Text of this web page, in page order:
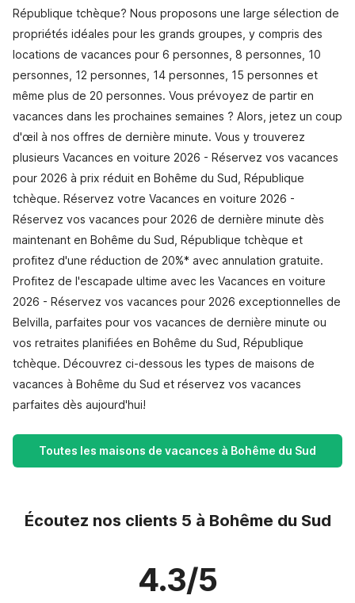
République tchèque? Nous proposons une large sélection de
propriétés idéales pour les grands groupes, y compris des
locations de vacances pour 6 personnes, 8 personnes, 10
personnes, 12 personnes, 14 personnes, 15 personnes et
même plus de 20 personnes. Vous prévoyez de partir en
vacances dans les prochaines semaines ? Alors, jetez un coup
d'œil à nos offres de dernière minute. Vous y trouverez
plusieurs Vacances en voiture 2026 - Réservez vos vacances
pour 2026 à prix réduit en Bohême du Sud, République
tchèque. Réservez votre Vacances en voiture 2026 -
Réservez vos vacances pour 2026 de dernière minute dès
maintenant en Bohême du Sud, République tchèque et
profitez d'une réduction de 20%* avec annulation gratuite.
Profitez de l'escapade ultime avec les Vacances en voiture
2026 - Réservez vos vacances pour 2026 exceptionnelles de
Belvilla, parfaites pour vos vacances de dernière minute ou
vos retraites planifiées en Bohême du Sud, République
tchèque. Découvrez ci-dessous les types de maisons de
vacances à Bohême du Sud et réservez vos vacances
parfaites dès aujourd'hui!
Toutes les maisons de vacances à Bohême du Sud
Écoutez nos clients 5 à Bohême du Sud
4.3/5